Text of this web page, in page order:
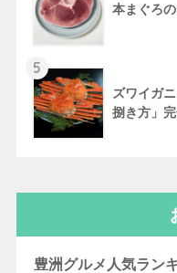
本まぐろ
5
ズワイガ
捌き方」
豊洲グルメ人気ラン